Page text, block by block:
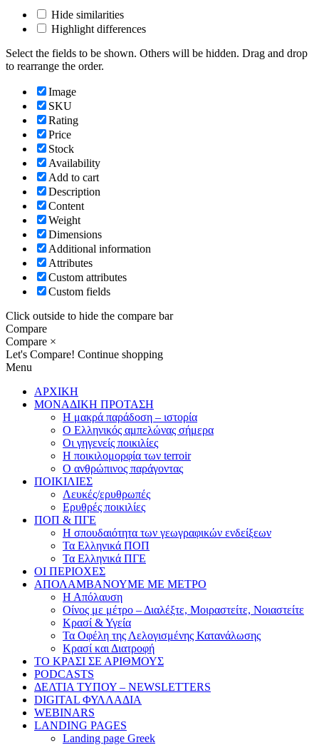
Hide similarities
Highlight differences
Select the fields to be shown. Others will be hidden. Drag and drop
to rearrange the order.
Image
SKU
Rating
Price
Stock
Availability
Add to cart
Description
Content
Weight
Dimensions
Additional information
Attributes
Custom attributes
Custom fields
Click outside to hide the compare bar
Compare
Compare ×
Let's Compare! Continue shopping
Menu
ΑΡΧΙΚΗ
ΜΟΝΑΔΙΚΗ ΠΡΟΤΑΣΗ
Η μακρά παράδοση – ιστορία
Ο Ελληνικός αμπελώνας σήμερα
Οι γηγενείς ποικιλίες
Η ποικιλομορφία των terroir
O ανθρώπινος παράγοντας
ΠΟΙΚΙΛΙΕΣ
Λευκές/ερυθρωπές
Ερυθρές ποικιλίες
ΠΟΠ & ΠΓΕ
Η σπουδαιότητα των γεωγραφικών ενδείξεων
Τα Ελληνικά ΠΟΠ
Τα Ελληνικά ΠΓΕ
ΟΙ ΠΕΡΙΟΧΕΣ
ΑΠΟΛΑΜΒΑΝΟΥΜΕ ΜΕ ΜΕΤΡΟ
Η Απόλαυση
Οίνος με μέτρο – Διαλέξτε, Μοιραστείτε, Νοιαστείτε
Κρασί & Υγεία
Τα Οφέλη της Λελογισμένης Κατανάλωσης
Κρασί και Διατροφή
ΤΟ ΚΡΑΣΙ ΣΕ ΑΡΙΘΜΟΥΣ
PODCASTS
ΔΕΛΤΙΑ ΤΥΠΟΥ – NEWSLETTERS
DIGITAL ΦΥΛΛΑΔΙΑ
WEBINARS
LANDING PAGES
Landing page Greek